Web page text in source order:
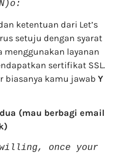
ketentuan dari Let’s
setuju dengan syarat
menggunakan layanan
sertifikat SSL.
biasanya kamu jawab Y
(mau berbagi email
willing, once your